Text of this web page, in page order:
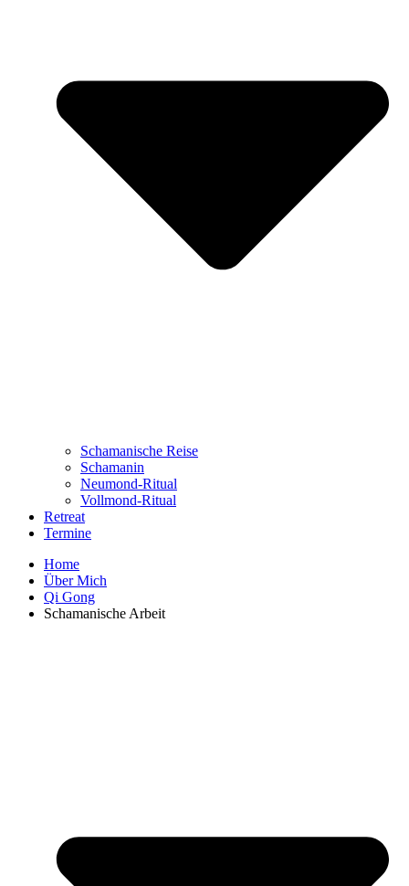
Schamanische Reise
Schamanin
Neumond-Ritual
Vollmond-Ritual
Retreat
Termine
Home
Über Mich
Qi Gong
Schamanische Arbeit